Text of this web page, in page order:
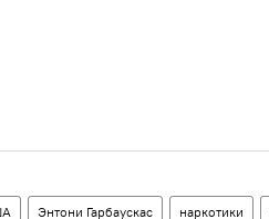
Энтони Гарбаускас наркотики